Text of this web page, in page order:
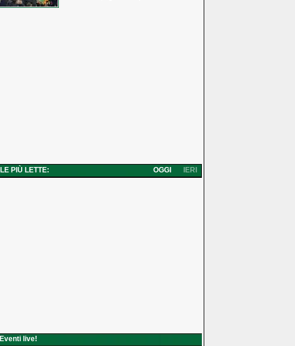
LE PIÙ LETTE: IERI
OGGI
Eventi live!